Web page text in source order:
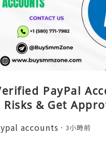
PayPal
Risks & Get
accounts 3小時前